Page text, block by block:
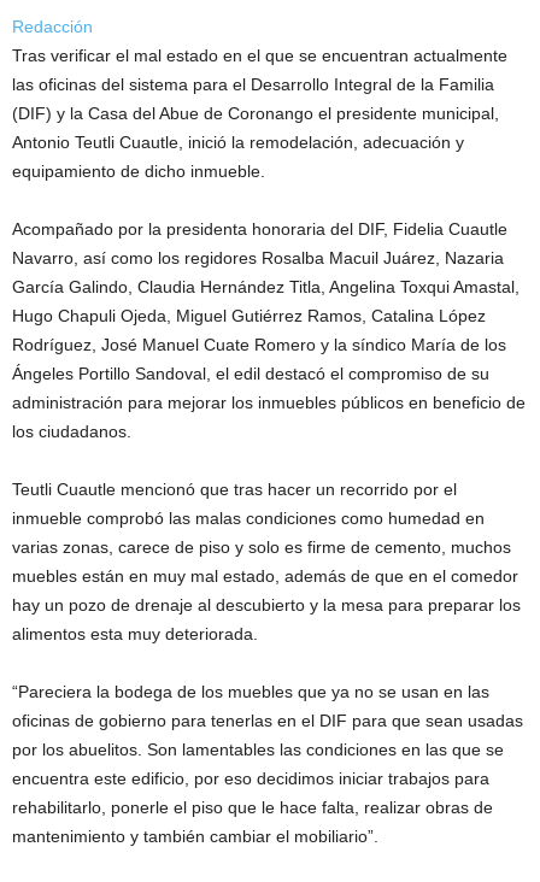
Redacción
Tras verificar el mal estado en el que se encuentran actualmente
las oficinas del sistema para el Desarrollo Integral de la Familia
(DIF) y la Casa del Abue de Coronango el presidente municipal,
Antonio Teutli Cuautle, inició la remodelación, adecuación y
equipamiento de dicho inmueble.
Acompañado por la presidenta honoraria del DIF, Fidelia Cuautle
Navarro, así como los regidores Rosalba Macuil Juárez, Nazaria
García Galindo, Claudia Hernández Titla, Angelina Toxqui Amastal,
Hugo Chapuli Ojeda, Miguel Gutiérrez Ramos, Catalina López
Rodríguez, José Manuel Cuate Romero y la síndico María de los
Ángeles Portillo Sandoval, el edil destacó el compromiso de su
administración para mejorar los inmuebles públicos en beneficio de
los ciudadanos.
Teutli Cuautle mencionó que tras hacer un recorrido por el
inmueble comprobó las malas condiciones como humedad en
varias zonas, carece de piso y solo es firme de cemento, muchos
muebles están en muy mal estado, además de que en el comedor
hay un pozo de drenaje al descubierto y la mesa para preparar los
alimentos esta muy deteriorada.
“Pareciera la bodega de los muebles que ya no se usan en las
oficinas de gobierno para tenerlas en el DIF para que sean usadas
por los abuelitos. Son lamentables las condiciones en las que se
encuentra este edificio, por eso decidimos iniciar trabajos para
rehabilitarlo, ponerle el piso que le hace falta, realizar obras de
mantenimiento y también cambiar el mobiliario”.